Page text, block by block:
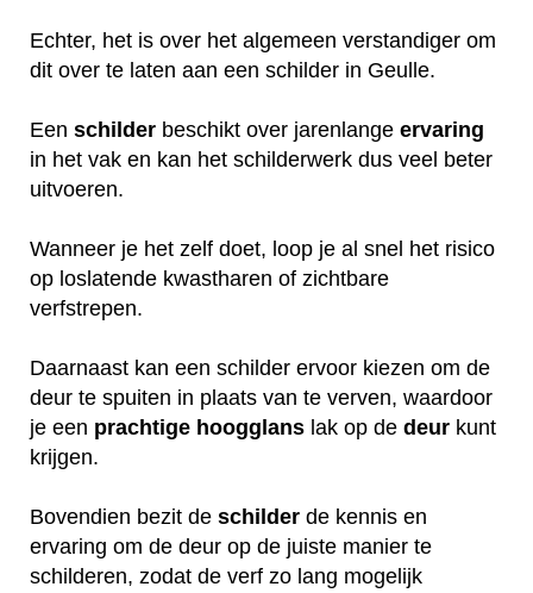
Echter, het is over het algemeen verstandiger om
dit over te laten aan een schilder in Geulle.
Een schilder beschikt over jarenlange ervaring
in het vak en kan het schilderwerk dus veel beter
uitvoeren.
Wanneer je het zelf doet, loop je al snel het risico
op loslatende kwastharen of zichtbare
verfstrepen.
Daarnaast kan een schilder ervoor kiezen om de
deur te spuiten in plaats van te verven, waardoor
je een prachtige hoogglans lak op de deur kunt
krijgen.
Bovendien bezit de schilder de kennis en
ervaring om de deur op de juiste manier te
schilderen, zodat de verf zo lang mogelijk